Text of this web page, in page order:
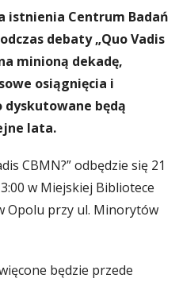
istnienia Centrum Badań
debaty „Quo Vadis
minioną dekadę,
osiągnięcia i
będą
lata.
CBMN?” odbędzie się 21
w Miejskiej Bibliotece
Opolu przy ul. Minorytów
będzie przede